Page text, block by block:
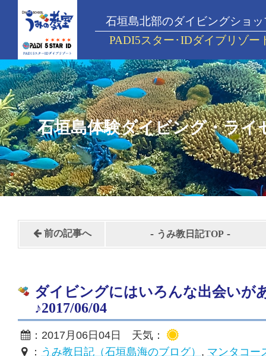
石垣島北部のダイビングショッ
PADI5スター･IDダイブリゾー
石垣島体験ダイビング・ライ
前の記事へ - うみ教日記TOP -
ダイビングにはいろんな出会いが
♪2017/06/04
：2017月06日04日 天気：
： うみ教日記（石垣島海のブログ） , マンタコー